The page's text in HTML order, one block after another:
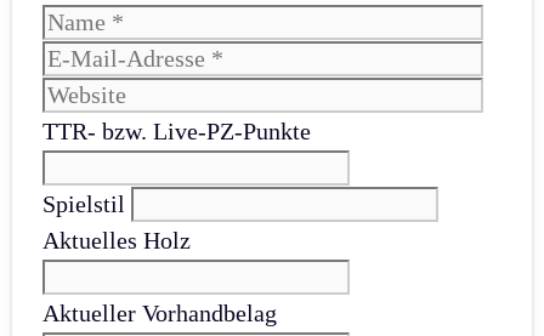
Name
TTR- bzw. Live-PZ-Punkte
Spielstil
Aktuelles Holz
Aktueller Vorhandbelag